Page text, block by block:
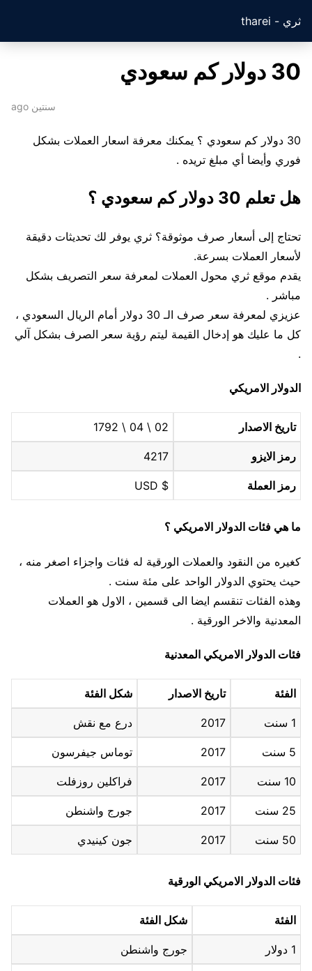
ثري - tharei
30 دولار كم سعودي
سنتين ago
30 دولار كم سعودي ؟ يمكنك معرفة اسعار العملات بشكل
فوري وأيضا أي مبلغ تريده .
هل تعلم 30 دولار كم سعودي ؟
تحتاج إلى أسعار صرف موثوقة؟ ثري يوفر لك تحديثات دقيقة
لأسعار العملات بسرعة.
يقدم موقع ثري محول العملات لمعرفة سعر التصريف بشكل
مباشر .
عزيزي لمعرفة سعر صرف الـ 30 دولار أمام الريال السعودي ،
كل ما عليك هو إدخال القيمة ليتم رؤية سعر الصرف بشكل آلي
.
الدولار الامريكي
تاريخ الاصدار 02 \ 04 \ 1792
رمز الايزو 4217
رمز العملة $ USD
ما هي فئات الدولار الامريكي ؟
كغيره من النقود والعملات الورقية له فئات واجزاء اصغر منه ،
حيث يحتوي الدولار الواحد على مئة سنت .
وهذه الفئات تنقسم ايضا الى قسمين ، الاول هو العملات
المعدنية والاخر الورقية .
فئات الدولار الامريكي المعدنية
الفئة تاريخ الاصدار شكل الفئة
1 سنت 2017 درع مع نقش
5 سنت 2017 توماس جيفرسون
10 سنت 2017 فراكلين روزفلت
25 سنت 2017 جورج واشنطن
50 سنت 2017 جون كينيدي
فئات الدولار الامريكي الورقية
الفئة شكل الفئة
1 دولار جورج واشنطن